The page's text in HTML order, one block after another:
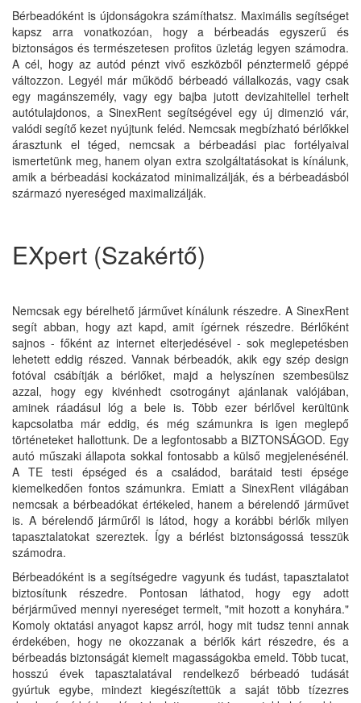
Bérbeadóként is újdonságokra számíthatsz. Maximális segítséget
kapsz arra vonatkozóan, hogy a bérbeadás egyszerű és
biztonságos és természetesen profitos üzletág legyen számodra.
A cél, hogy az autód pénzt vivő eszközből pénztermelő géppé
változzon. Legyél már működő bérbeadó vállalkozás, vagy csak
egy magánszemély, vagy egy bajba jutott devizahitellel terhelt
autótulajdonos, a SinexRent segítségével egy új dimenzió vár,
valódi segítő kezet nyújtunk feléd. Nemcsak megbízható bérlőkkel
árasztunk el téged, nemcsak a bérbeadási piac fortélyaival
ismertetünk meg, hanem olyan extra szolgáltatásokat is kínálunk,
amik a bérbeadási kockázatod minimalizálják, és a bérbeadásból
származó nyereséged maximalizálják.
EXpert (Szakértő)
Nemcsak egy bérelhető járművet kínálunk részedre. A SinexRent
segít abban, hogy azt kapd, amit ígérnek részedre. Bérlőként
sajnos - főként az internet elterjedésével - sok meglepetésben
lehetett eddig részed. Vannak bérbeadók, akik egy szép design
fotóval csábítják a bérlőket, majd a helyszínen szembesülsz
azzal, hogy egy kivénhedt csotrogányt ajánlanak valójában,
aminek ráadásul lóg a bele is. Több ezer bérlővel kerültünk
kapcsolatba már eddig, és még számunkra is igen meglepő
történeteket hallottunk. De a legfontosabb a BIZTONSÁGOD. Egy
autó műszaki állapota sokkal fontosabb a külső megjelenésénél.
A TE testi épséged és a családod, barátaid testi épsége
kiemelkedően fontos számunkra. Emiatt a SinexRent világában
nemcsak a bérbeadókat értékeled, hanem a bérelendő járművet
is. A bérelendő járműről is látod, hogy a korábbi bérlők milyen
tapasztalatokat szereztek. Így a bérlést biztonságossá tesszük
számodra.
Bérbeadóként is a segítségedre vagyunk és tudást, tapasztalatot
biztosítunk részedre. Pontosan láthatod, hogy egy adott
bérjárműved mennyi nyereséget termelt, "mit hozott a konyhára."
Komoly oktatási anyagot kapsz arról, hogy mit tudsz tenni annak
érdekében, hogy ne okozzanak a bérlők kárt részedre, és a
bérbeadás biztonságát kiemelt magasságokba emeld. Több tucat,
hosszú évek tapasztalatával rendelkező bérbeadó tudását
gyúrtuk egybe, mindezt kiegészítettük a saját több tízezres